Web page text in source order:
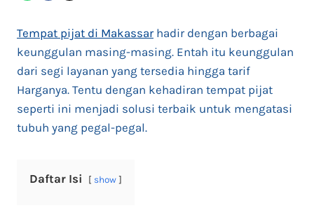
Tempat pijat di Makassarhadir dengan berbagai
keunggulan masing-masing. Entah itu keunggulan
dari segi layanan yang tersedia hingga tarif
Harganya. Tentu dengan kehadiran tempat pijat
seperti ini menjadi solusi terbaik untuk mengatasi
tubuh yang pegal-pegal.
Daftar Isi show